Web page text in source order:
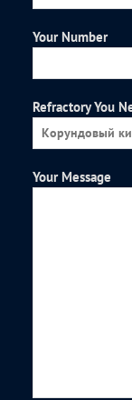
Your Number
Refractory You
Your Message